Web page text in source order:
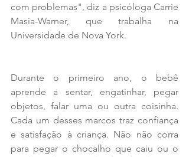
com problemas", diz a psicóloga Carrie
Masia-Warner, que trabalha na
Universidade de Nova York.
Durante o primeiro ano, o bebê
aprende a sentar, engatinhar, pegar
objetos, falar uma ou outra coisinha.
Cada um desses marcos traz confiança
e satisfação à criança. Não não corra
para pegar o chocalho que caiu ou o